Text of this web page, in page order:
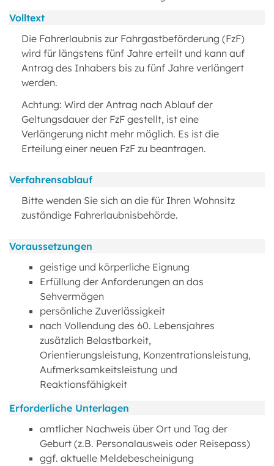
Volltext
Die Fahrerlaubnis zur Fahrgastbeförderung (FzF)
wird für längstens fünf Jahre erteilt und kann auf
Antrag des Inhabers bis zu fünf Jahre verlängert
werden.
Achtung: Wird der Antrag nach Ablauf der
Geltungsdauer der FzF gestellt, ist eine
Verlängerung nicht mehr möglich. Es ist die
Erteilung einer neuen FzF zu beantragen.
Verfahrensablauf
Bitte wenden Sie sich an die für Ihren Wohnsitz
zuständige Fahrerlaubnisbehörde.
Voraussetzungen
geistige und körperliche Eignung
Erfüllung der Anforderungen an das
Sehvermögen
persönliche Zuverlässigkeit
nach Vollendung des 60. Lebensjahres
zusätzlich Belastbarkeit,
Orientierungsleistung, Konzentrationsleistung,
Aufmerksamkeitsleistung und
Reaktionsfähigkeit
Erforderliche Unterlagen
amtlicher Nachweis über Ort und Tag der
Geburt (z.B. Personalausweis oder Reisepass)
ggf. aktuelle Meldebescheinigung